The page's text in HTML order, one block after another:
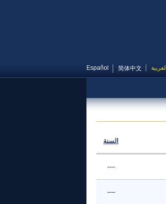
العربية 简体中文
Español
السنة
----
----